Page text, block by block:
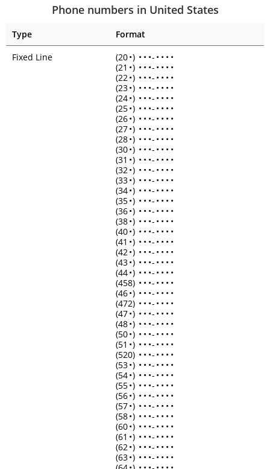
Phone numbers in United States
Type
Format
Fixed Line
(20•) • • •- • • • •
(21 •) • • •- • • • •
(22•) • • •- • • • •
(23•) • • •- • • • •
(24•) • • •- • • • •
(25•) • • •- • • • •
(26•) • • •- • • • •
(27•) • • •- • • • •
(28•) • • •- • • • •
(30•) • • •- • • • •
(31 •) • • •- • • • •
(32•) • • •- • • • •
(33•) • • •- • • • •
(34•) • • •- • • • •
(35•) • • •- • • • •
(36•) • • •- • • • •
(38•) • • •- • • • •
(40•) • • •- • • • •
(41 •) • • •- • • • •
(42•) • • •- • • • •
(43•) • • •- • • • •
(44•) • • •- • • • •
(458) • • •- • • • •
(46•) • • •- • • • •
(472) • • •- • • • •
(47•) • • •- • • • •
(48•) • • •- • • • •
(50•) • • •- • • • •
(51 •) • • •- • • • •
(520) • • •- • • • •
(53•) • • •- • • • •
(54•) • • •- • • • •
(55•) • • •- • • • •
(56•) • • •- • • • •
(57•) • • •- • • • •
(58•) • • •- • • • •
(60•) • • •- • • • •
(61 •) • • •- • • • •
(62•) • • •- • • • •
(63•) • • •- • • • •